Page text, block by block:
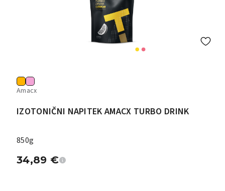
Amacx
IZOTONIČNI NAPITEK AMACX TURBO DRINK
850g
34,89 €